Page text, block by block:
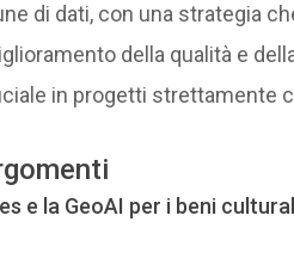
di dati, con una strategia
della qualità e
in progetti strettamente
e la GeoAI per i beni